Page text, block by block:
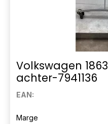
Volkswagen
achter-7941136
EAN:
Marge